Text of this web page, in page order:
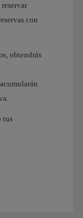
con
obtendrás
tus